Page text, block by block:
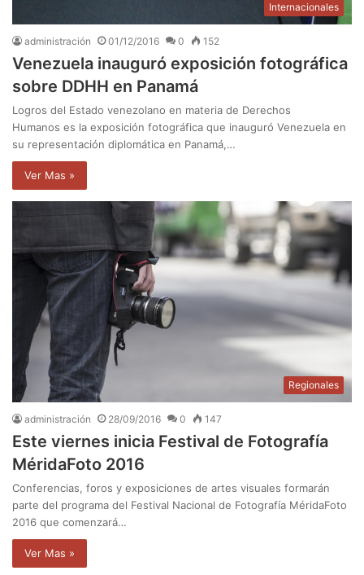
Internacionales
administración 01/12/2016 0 152
Venezuela inauguró exposición fotográfica
sobre DDHH en Panamá
Logros del Estado venezolano en materia de Derechos
Humanos es la exposición fotográfica que inauguró Venezuela en
su representación diplomática en Panamá,…
Ver Mas »
Regionales
administración 28/09/2016 0 147
Este viernes inicia Festival de Fotografía
MéridaFoto 2016
Conferencias, foros y exposiciones de artes visuales formarán
parte del programa del Festival Nacional de Fotografía MéridaFoto
2016 que comenzará…
Ver Mas »